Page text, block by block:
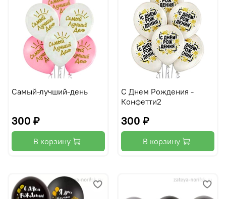
Самый-лучший-день
300 ₽
В корзину
С Днем Рождения -
Конфетти2
300 ₽
В корзину